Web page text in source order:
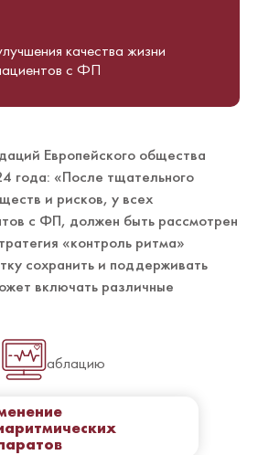
качества жизни
с ФП
Европейского общества
года: «После тщательного
и рисков, у всех
с ФП, должен быть рассмотрен
«контроль ритма»
сохранить и поддерживать
включать различные
аблацию